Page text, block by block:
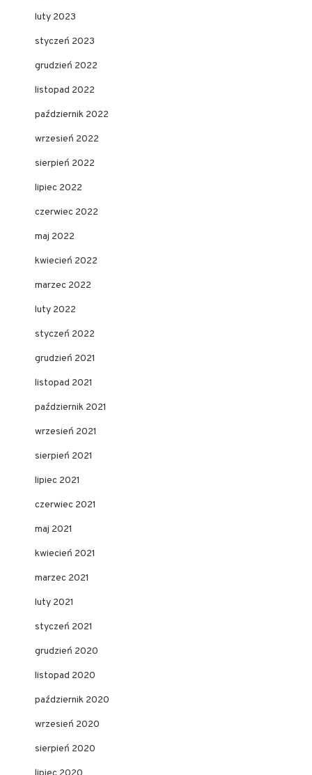
luty 2023
styczeń 2023
grudzień 2022
listopad 2022
październik 2022
wrzesień 2022
sierpień 2022
lipiec 2022
czerwiec 2022
maj 2022
kwiecień 2022
marzec 2022
luty 2022
styczeń 2022
grudzień 2021
listopad 2021
październik 2021
wrzesień 2021
sierpień 2021
lipiec 2021
czerwiec 2021
maj 2021
kwiecień 2021
marzec 2021
luty 2021
styczeń 2021
grudzień 2020
listopad 2020
październik 2020
wrzesień 2020
sierpień 2020